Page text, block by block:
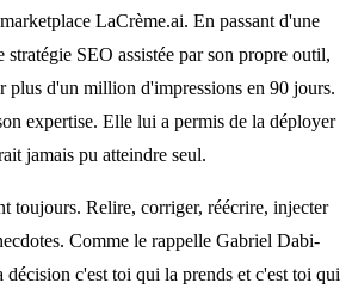
LaCrème.ai. En passant d'une
stratégie SEO assistée par son propre outil,
plus d'un million d'impressions en 90 jours.
expertise. Elle lui a permis de la déployer
jamais pu atteindre seul.
toujours. Relire, corriger, réécrire, injecter
Comme le rappelle Gabriel Dabi-
c'est toi qui la prends et c'est toi qui